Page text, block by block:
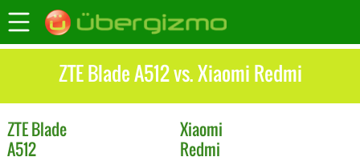
ZTE Blade A512 vs. Xiaomi Redmi
ZTEBlade
A512
Xiaomi
Redmi